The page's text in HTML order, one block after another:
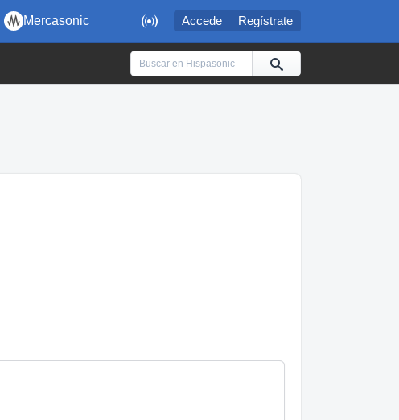
 Accede Regístrate
Mercasonic